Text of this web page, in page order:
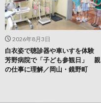
2026年8月3日
白衣姿で聴診器や車いすを体験
芳野病院で「子ども参観日」 親
の仕事に理解／岡山・鏡野町